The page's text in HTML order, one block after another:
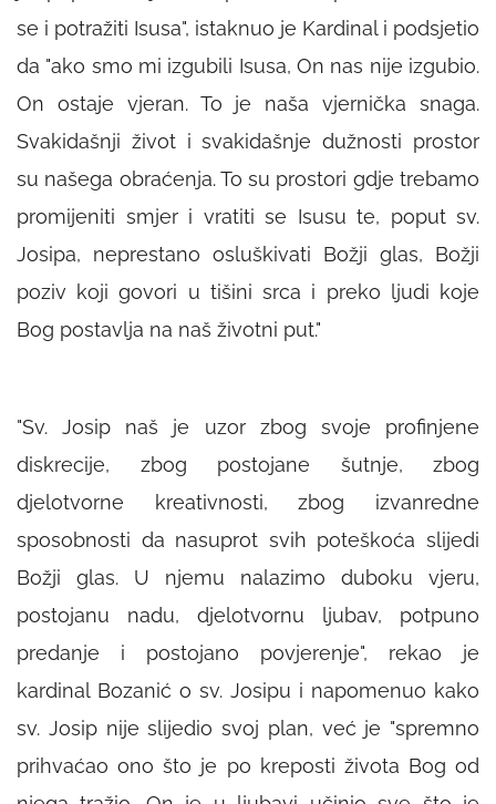
se i potražiti Isusa", istaknuo je Kardinal i podsjetio
da "ako smo mi izgubili Isusa, On nas nije izgubio.
On ostaje vjeran. To je naša vjernička snaga.
Svakidašnji život i svakidašnje dužnosti prostor
su našega obraćenja. To su prostori gdje trebamo
promijeniti smjer i vratiti se Isusu te, poput sv.
Josipa, neprestano osluškivati Božji glas, Božji
poziv koji govori u tišini srca i preko ljudi koje
Bog postavlja na naš životni put."
"Sv. Josip naš je uzor zbog svoje profinjene
diskrecije, zbog postojane šutnje, zbog
djelotvorne kreativnosti, zbog izvanredne
sposobnosti da nasuprot svih poteškoća slijedi
Božji glas. U njemu nalazimo duboku vjeru,
postojanu nadu, djelotvornu ljubav, potpuno
predanje i postojano povjerenje", rekao je
kardinal Bozanić o sv. Josipu i napomenuo kako
sv. Josip nije slijedio svoj plan, već je "spremno
prihvaćao ono što je po kreposti života Bog od